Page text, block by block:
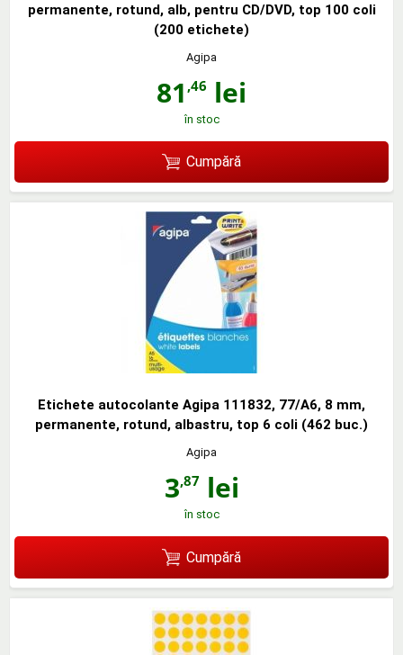
permanente, rotund, alb, pentru CD/DVD, top 100 coli
(200 etichete)
Agipa
81 ,46 lei
în stoc
Cumpără
Etichete autocolante Agipa 111832, 77/A6, 8 mm,
permanente, rotund, albastru, top 6 coli (462 buc.)
Agipa
3,87lei
în stoc
Cumpără